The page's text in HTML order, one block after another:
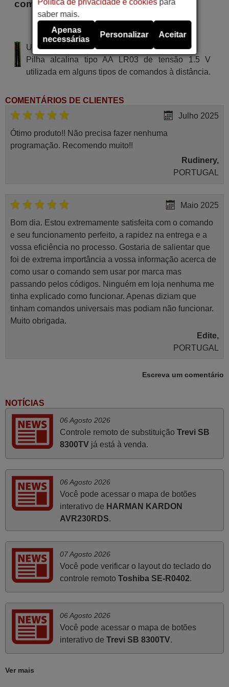
comando são
COMMANDER 7500 IR (ver. 1)
COMMANDER 7500IR
Utiliza 2 pilhas do tipo AAA
Pilha alcalina tipo AA LR03 de tensão 1.5 V
utilizada em alguns tipos de comandos à distância.
COMENTÁRIOS DE CLIENTES
Julho 2025
Ótimo produto!! Não precisa fazer nenhuma
programação. Recomendo muito!!
Rudinery,
PORTUGAL
Maio 2025
Bom dia. Estou extremamente satisfeita com o comando
e seu funcionamento perfeito, a rapidez na entrega e a
vossa eficiência no processo. Gostaria de salientar que
foi de extrema importância a vossa informação acerca de
como usar o comando sem usar por marca mas
passando pelos códigos. Ninguém em loja nenhuma me
tinha explicado como funcionar. Apenas diziam que
tinham comandos universais mas podiam não funcionar.
Muito obrigada.
Edite,
PORTUGAL
Março 2026
Boa noite. Dando correspondência ao solicitado no corpo
do vosso email supra sobre a minha opinião, quero
deixar aqui o meu testemunho sobre a experiência que
tive com a vossa Empresa durante a minha encomenda
supra: Acolhimento da encomenda, informação ao
cliente, clareza de instruções durante o processo,
qualidade do produto, cumprimento dos prazos A TUDO
ISTO DOU DOU A NOTA MÁXIMA DE 5 ESTRELAS.
Sinceramente, faço votos para que assim continuem, pois
infelizmente vai sendo raro encontrar Empresas cuja
relação online com o cliente seja tão prática e eficiente
como a demonstrada por vós. Apresento os meus
cumprimentos.
PORTUGAL
Junho 2025
Já recebi o comando bem embalado mas não é de
origem mas trabalha bem, obrigada!..
Escreva um comentário
NOTÍCIAS
06 Agosto 2026
Controle remoto de substituição Trevi SB
8300TVjá está à venda.
06 Agosto 2026
Você pode acessar o mapa de botões
interativo de HARMAN KARDON
AVR230RDS.
07 Agosto 2026
Você pode verificar o layout do teclado do
controle remoto Toshiba SE-R0402.
06 Agosto 2026
Você pode acessar o mapa de botões
interativo de Trevi SB 8300TV.
Ver mais
Política de privacidade e cookiespara
saber mais.
Apenas
necessárias
Personalizar Aceitar